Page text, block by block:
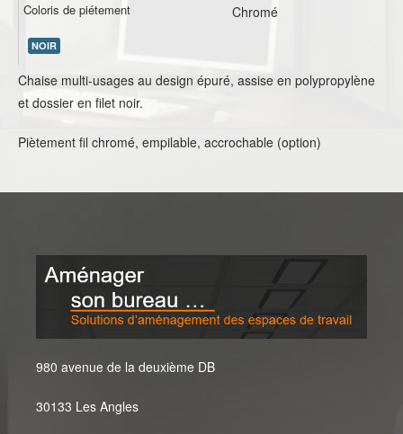
Coloris de piétement Chromé
NOIR
Chaise multi-usages au design épuré, assise en polypropylène
et dossier en filet noir.
Piètement fil chromé, empilable, accrochable (option)
980 avenue de la deuxième DB
30133 Les Angles